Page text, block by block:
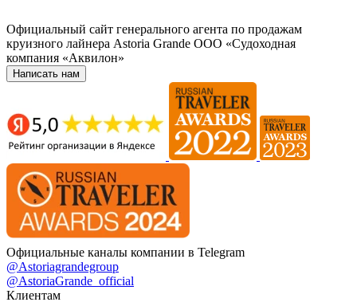
Официальный сайт генерального агента по продажам
круизного лайнера Astoria Grande ООО «Судоходная
компания «Аквилон»
Написать нам
Официальные каналы компании в Telegram
@Astoriagrandegroup
@AstoriaGrande_official
Клиентам